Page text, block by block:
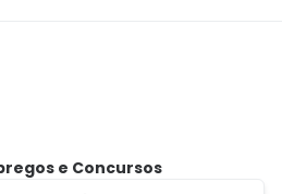
e Concursos